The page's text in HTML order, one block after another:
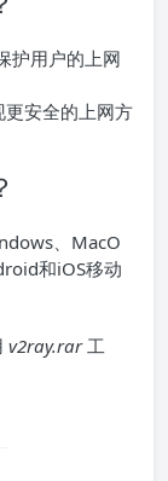
护用户的上网
安全的上网方
、MacO
和iOS移动
v2ray.rar工